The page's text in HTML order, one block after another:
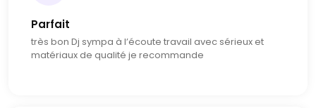
dispose d'un éventail de matériel sonore et visuel pour
vous garantir une prestation unique en adéquation
avec vos attendus.
Parfait
très bon Dj sympa à l’écoute travail avec sérieux et
matériaux de qualité je recommande